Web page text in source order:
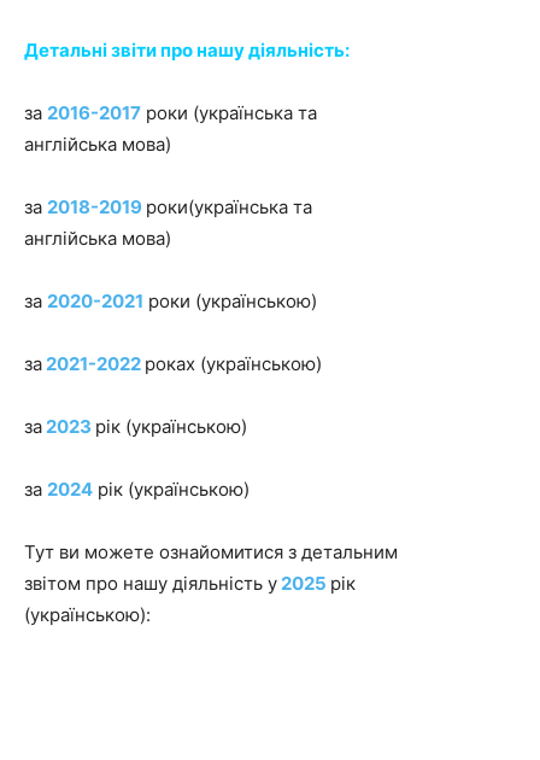
Детальні звіти про нашу діяльність:
за 2016-2017 роки (українська та
англійська мова)
за 2018-2019 роки(українська та
англійська мова)
за 2020-2021 роки (українською)
за 2021-2022 роках (українською)
за 2023 рік (українською)
за 2024 рік (українською)
Тут ви можете ознайомитися з детальним
звітом про нашу діяльність у 2025 рік
(українською):